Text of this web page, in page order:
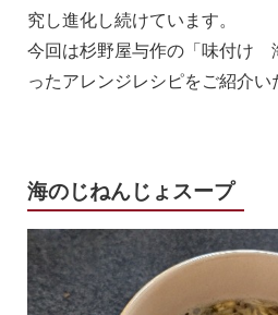
究し進化し続けています。
今回は杉野屋与作の「味付け
ったアレンジレシピをご紹介い
海のじねんじょスープ